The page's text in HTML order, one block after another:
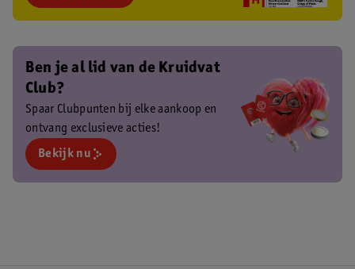
Ben je al lid van de Kruidvat
Club?
Spaar Clubpunten bij elke aankoop en
ontvang exclusieve acties!
Bekijk nu